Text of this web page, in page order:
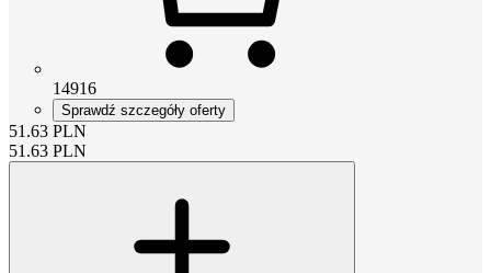
14916
Sprawdź szczegóły oferty
51.63 PLN
51.63 PLN